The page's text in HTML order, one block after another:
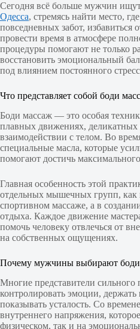
Сегодня всё больше мужчин
Одесса, стремясь найти место,
повседневных забот, избавиться
провести время в атмосфере
процедуры помогают не только
восстановить эмоциональный
под влиянием постоянного
Что представляет собой боди
Боди массаж — это особая
плавных движениях, деликатных
взаимодействии с телом. Во
специальные масла, которые
помогают достичь
Главная особенность этой
отдельных мышечных групп, как
спортивном массаже, а в
отдыха. Каждое движение
помочь человеку отвлечься от
на собственных ощущениях.
Почему мужчины выбирают боди
Многие представители
контролировать эмоции,
показывать усталость. Со
внутреннего напряжения,
физическом, так и на